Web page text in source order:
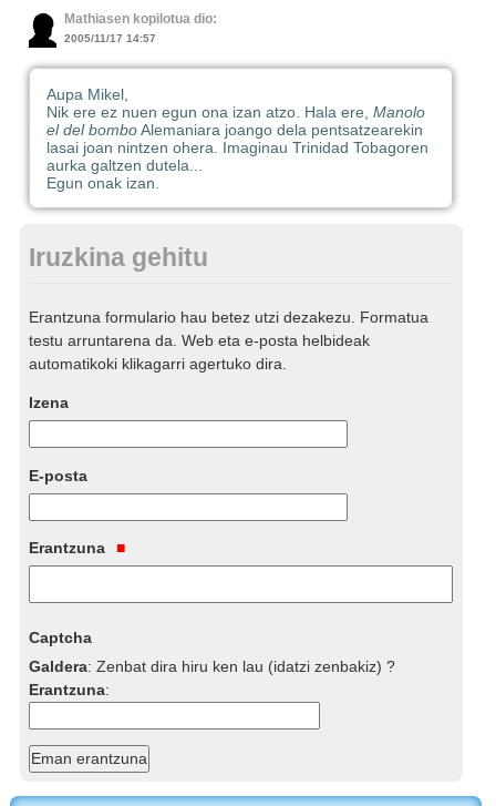
Mathiasen kopilotua dio:
2005/11/17 14:57
Aupa Mikel,
Nik ere ez nuen egun ona izan atzo. Hala ere, Manolo
el del bomboAlemaniara joango dela pentsatzearekin
lasai joan nintzen ohera. Imaginau Trinidad Tobagoren
aurka galtzen dutela...
Egun onak izan.
Iruzkina gehitu
Erantzuna formulario hau betez utzi dezakezu. Formatua
testu arruntarena da. Web eta e-posta helbideak
automatikoki klikagarri agertuko dira.
Izena
E-posta
Erantzuna
Captcha
Galdera:Zenbat dira hiru ken lau (idatzi zenbakiz) ?
Erantzuna: